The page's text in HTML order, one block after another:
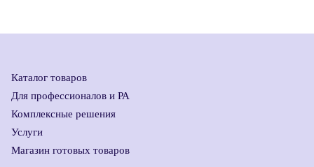
Каталог товаров
Для профессионалов и РА
Комплексные решения
Услуги
Магазин готовых товаров